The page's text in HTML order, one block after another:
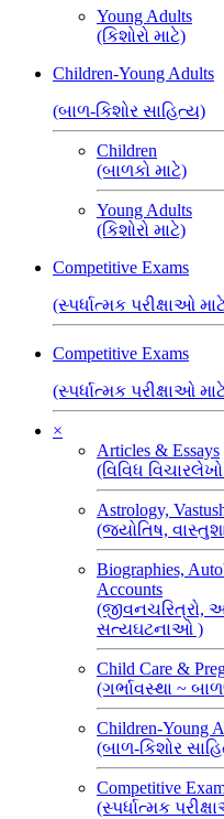
Young Adults
(કિશોરો માટે)
Children-Young Adults
(બાળ-કિશોર સાહિત્ય)
Children
(બાળકો માટે)
Young Adults
(કિશોરો માટે)
Competitive Exams
(સ્પર્ધાત્મક પરીક્ષાઓ
Competitive Exams
(સ્પર્ધાત્મક પરીક્ષાઓ
×
Articles & Essays
(વિવિધ
Astrology,
(જ્યોતિષ,
Biographies,
Accounts
સત્યઘટનાઓ )
Child Care &
(ગર્ભાવસ્થા ~
Children-Young
(બાળ-કિશોર
Competitive
(સ્પર્ધાત્મક